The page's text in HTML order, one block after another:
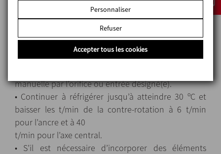
• Lorsque cette température est atteinte, incorporer
les éléments additifs : éléments actifs de pharmacie,
colorants, etc. L’incorporation peut être faite sous
vide, avec une pompe de transfert ou,
manuelle par l’orifice ou entrée désigné(e).
• Continuer à réfrigérer jusqu’à atteindre 30 ºC et
baisser les t/min de la contre-rotation à 6 t/min
pour l’ancre et à 40
t/min pour l’axe central.
• S’il est nécessaire d’incorporer des éléments
Personnaliser
Refuser
Accepter tous les cookies